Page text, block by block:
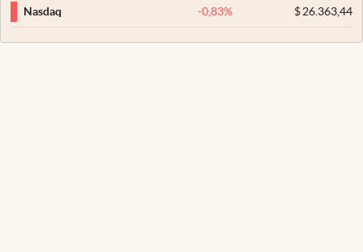
Nasdaq -0,83% $26.363,44